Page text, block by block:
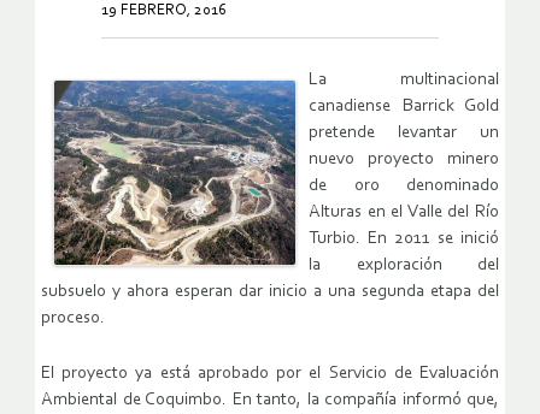
19 FEBRERO, 2016
La multinacional
canadiense Barrick Gold
pretende levantar un
nuevo proyecto minero
de oro denominado
Alturas en el Valle del Río
Turbio. En 2011 se inició
la exploración del
subsuelo y ahora esperan dar inicio a una segunda etapa del
proceso.
El proyecto ya está aprobado por el Servicio de Evaluación
Ambiental de Coquimbo. En tanto, la compañía informó que,